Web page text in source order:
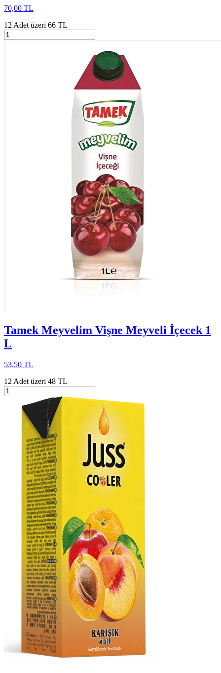
70,00 TL
12 Adet üzeri 66 TL
Tamek Meyvelim Vişne Meyveli İçecek 1
L
53,50 TL
12 Adet üzeri 48 TL